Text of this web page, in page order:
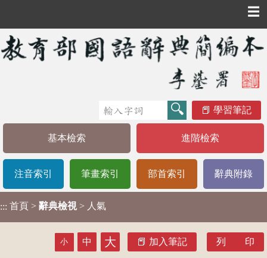
☰
學習筆記
基本檢索 進階檢索
注音索引 筆畫索引 部首索引 辭典附錄
::: 首頁 > 辭典檢視 > 人氣
小 中 大 加入筆記 列 印